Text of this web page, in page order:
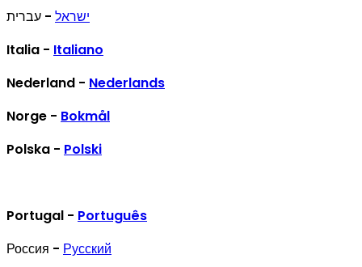
ישראל - עברית
Italia - Italiano
Nederland - Nederlands
Norge - Bokmål
Polska - Polski
Portugal - Português
Россия - Русский